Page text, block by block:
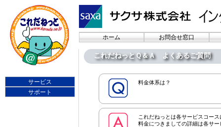
ホーム お問合せ窓口
これだねっとＱ＆Ａ よくあるご質問
料金体系は？
これだねっとは各サービスコー
料金につきましての詳細は各サ
サービス
サポート